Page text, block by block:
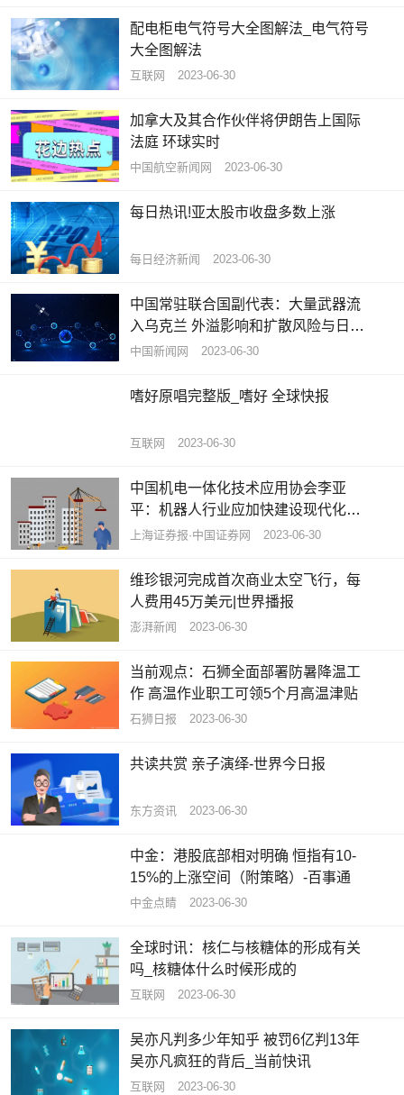
配电柜电气符号大全图解法_电气符号
大全图解法
互联网 2023-06-30
加拿大及其合作伙伴将伊朗告上国际
法庭 环球实时
中国航空新闻网 2023-06-30
每日热讯!亚太股市收盘多数上涨
每日经济新闻 2023-06-30
中国常驻联合国副代表：大量武器流
入乌克兰 外溢影响和扩散风险与日俱
增 世界热议
中国新闻网 2023-06-30
嗜好原唱完整版_嗜好 全球快报
互联网 2023-06-30
中国机电一体化技术应用协会李亚
平：机器人行业应加快建设现代化产
业体系
上海证券报·中国证券网 2023-06-30
维珍银河完成首次商业太空飞行，每
人费用45万美元|世界播报
澎湃新闻 2023-06-30
当前观点：石狮全面部署防暑降温工
作 高温作业职工可领5个月高温津贴
石狮日报 2023-06-30
共读共赏 亲子演绎-世界今日报
东方资讯 2023-06-30
中金：港股底部相对明确 恒指有10-
15%的上涨空间（附策略）-百事通
中金点睛 2023-06-30
全球时讯：核仁与核糖体的形成有关
吗_核糖体什么时候形成的
互联网 2023-06-30
吴亦凡判多少年知乎 被罚6亿判13年
吴亦凡疯狂的背后_当前快讯
互联网 2023-06-30